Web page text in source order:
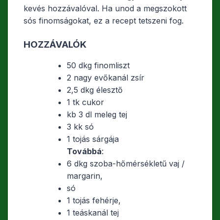
kevés hozzávalóval. Ha unod a megszokott
sós finomságokat, ez a recept tetszeni fog.
HOZZÁVALÓK
50 dkg finomliszt
2 nagy evőkanál zsír
2,5 dkg élesztő
1 tk cukor
kb 3 dl meleg tej
3 kk só
1 tojás sárgája
Továbbá:
6 dkg szoba-hőmérsékletű vaj /
margarin,
só
1 tojás fehérje,
1 teáskanál tej